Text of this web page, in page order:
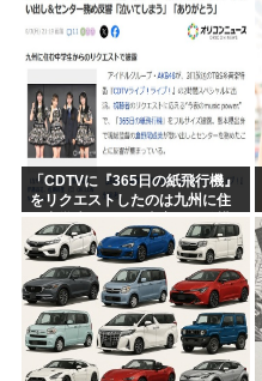
「CDTVに『365日の紙飛行機』
をリクエストしたのは九州に住
む中学生」←この事実って結構
デカいよな【AKB48】